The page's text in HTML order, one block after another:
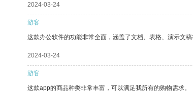
2024-03-24
游客
这款办公软件的功能非常全面，涵盖了文档、表格、演示文
2024-03-24
游客
这款app的商品种类非常丰富，可以满足我所有的购物需求。